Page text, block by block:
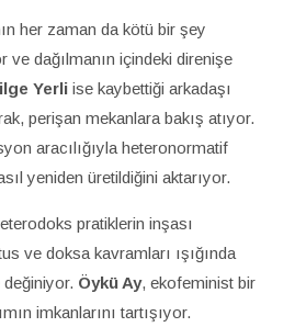
her zaman da kötü bir şey
dağılmanın içindeki direnişe
Yerli ise kaybettiği arkadaşı
perişan mekanlara bakış atıyor.
aracılığıyla heteronormatif
yeniden üretildiğini aktarıyor.
pratiklerin inşası
ve doksa kavramları ışığında
Öykü Ay, ekofeminist bir
imkanlarını tartışıyor.